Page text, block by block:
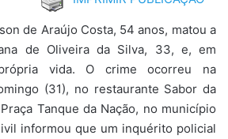
de Araújo Costa, 54 anos, matou a
de Oliveira da Silva, 33, e, em
vida. O crime ocorreu na
(31), no restaurante Sabor da
Tanque da Nação, no município
informou que um inquérito policial